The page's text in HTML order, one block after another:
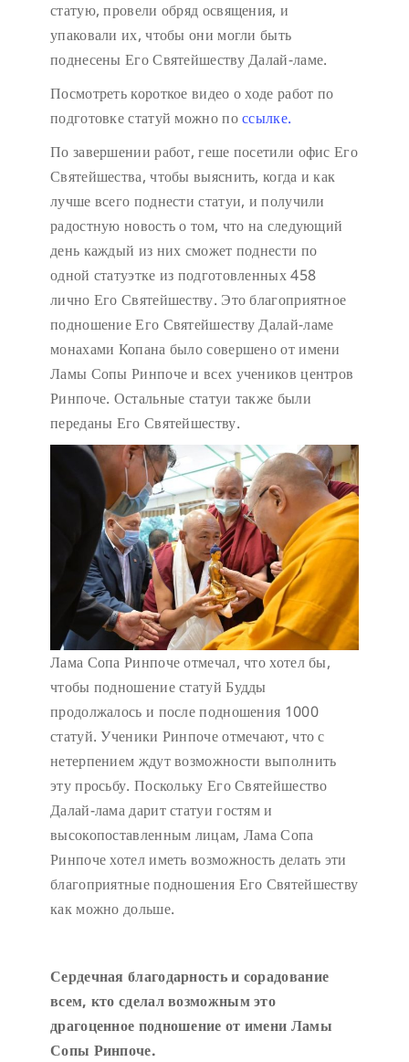
статую, провели обряд освящения, и
упаковали их, чтобы они могли быть
поднесены Его Святейшеству Далай-ламе.
Посмотреть короткое видео о ходе работ по
подготовке статуй можно поссылке.
По завершении работ, геше посетили офис Его
Святейшества, чтобы выяснить, когда и как
лучше всего поднести статуи, и получили
радостную новость о том, что на следующий
день каждый из них сможет поднести по
одной статуэтке из подготовленных 458
лично Его Святейшеству. Это благоприятное
подношение Его Святейшеству Далай-ламе
монахами Копана было совершено от имени
Ламы Сопы Ринпоче и всех учеников центров
Ринпоче. Остальные статуи также были
переданы Его Святейшеству.
Лама Сопа Ринпоче отмечал, что хотел бы,
чтобы подношение статуй Будды
продолжалось и после подношения 1000
статуй. Ученики Ринпоче отмечают, что с
нетерпением ждут возможности выполнить
эту просьбу. Поскольку Его Святейшество
Далай-лама дарит статуи гостям и
высокопоставленным лицам, Лама Сопа
Ринпоче хотел иметь возможность делать эти
благоприятные подношения Его Святейшеству
как можно дольше.
Сердечная благодарность и сорадование
всем, кто сделал возможным это
драгоценное подношение от имени Ламы
Сопы Ринпоче.